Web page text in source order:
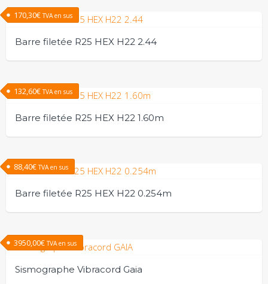
options
peuvent
sur
page
produit
Barre filetée R25 HEX H22 2.44
170,30€ TVA en sus
Barre filetée R25 HEX H22 1.60m
132,60€ TVA en sus
Barre filetée R25 HEX H22 0.254m
88,40€ TVA en sus
Sismographe Vibracord Gaia
3950,00€ TVA en sus